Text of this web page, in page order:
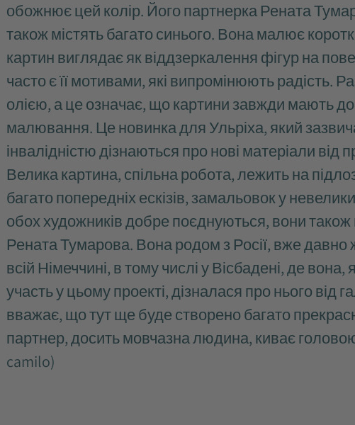
обожнює цей колір. Його партнерка Рената
також містять багато синього. Вона малює
картин виглядає як віддзеркалення фігур на
часто є її мотивами, які випромінюють
олією, а це означає, що картини завжди мають
малювання. Це новинка для Ульріха, який
інвалідністю дізнаються про нові матеріали від
Велика картина, спільна робота, лежить на
багато попередніх ескізів, замальовок у
обох художників добре поєднуються, вони
Рената Тумарова. Вона родом з Росії, вже давно
всій Німеччині, в тому числі у Вісбадені, де
участь у цьому проекті, дізналася про нього від
вважає, що тут ще буде створено багато
партнер, досить мовчазна людина, киває
camilo)